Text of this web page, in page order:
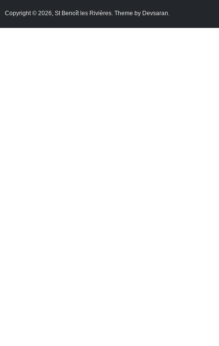
Copyright © 2026, St Benoît les Rivières. Theme by Devsaran.